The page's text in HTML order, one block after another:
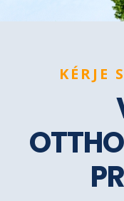
KÉRJE